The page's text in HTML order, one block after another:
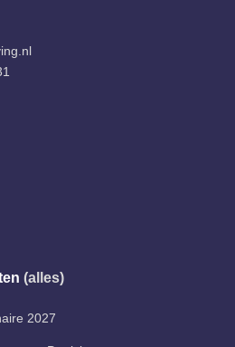
(alles)
2027